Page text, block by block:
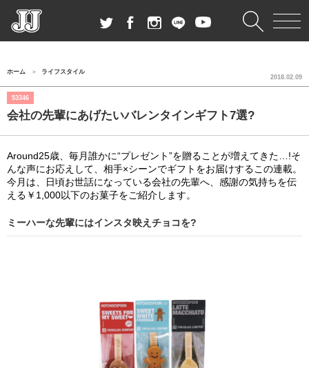
ホーム ライフスタイル
53346
会社の先輩にあげたいバレンタインギフト7選?
2018.02.09
Around25歳、毎月誰かに“プレゼント”を贈ることが増えてきた…!そ
んな声にお応えして、相手×シーンでギフトをお届けするこの連載。
今月は、日頃お世話になっている会社の先輩へ、感謝の気持ちを伝
える￥1,000以下のお菓子をご紹介します。
ミーハーな先輩にはインスタ映えチョコを?